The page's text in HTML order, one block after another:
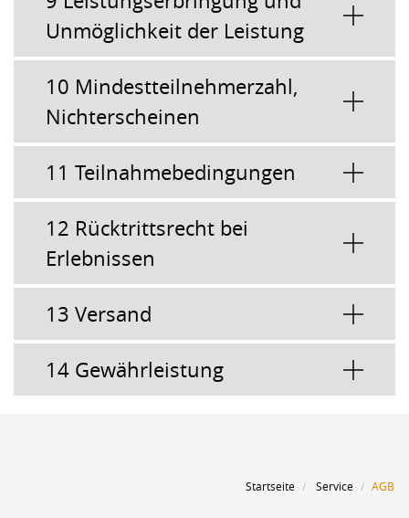
Unmöglichkeit der Leistung
10 Mindestteilnehmerzahl,
Nichterscheinen
11 Teilnahmebedingungen
12 Rücktrittsrecht bei
Erlebnissen
13 Versand
14 Gewährleistung
Startseite Service AGB